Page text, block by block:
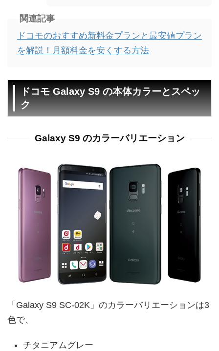
関連記事
ドコモのおすすめ新料金プランと最安値プラン
を解説！月額料金を安くする方法
ドコモ Galaxy S9 の本体カラーとスペッ
ク
Galaxy S9 のカラーバリエーション
「Galaxy S9 SC-02K」のカラーバリエーションは3
色で、
チタニアムグレー